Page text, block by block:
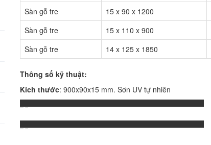
Sàn gỗ tre
15 x 90 x 1200
Sàn gỗ tre
15 x 110 x 900
Sàn gỗ tre
14 x 125 x 1850
Thông số kỹ thuật:
Kích thước: 900x90x15 mm. Sơn UV tự nhiên
SÀN TRE TỰ NHIÊN ÉP NGANG